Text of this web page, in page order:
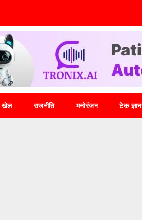
खेल राजनीति मनोरंजन टेक ज्ञान